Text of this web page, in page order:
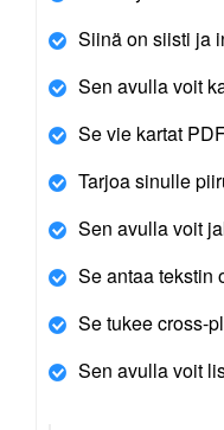
Siinä on siisti ja
Sen avulla voit
Se vie kartat
Tarjoa sinulle
Sen avulla voit
Se antaa tekstin
Se tukee cross-
Sen avulla voit